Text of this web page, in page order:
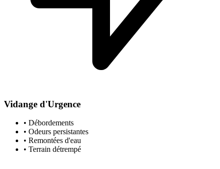
Vidange d'Urgence
• Débordements
• Odeurs persistantes
• Remontées d'eau
• Terrain détrempé